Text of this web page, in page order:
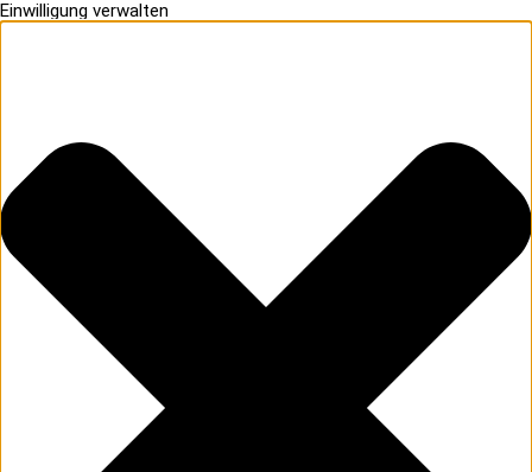
Einwilligung verwalten